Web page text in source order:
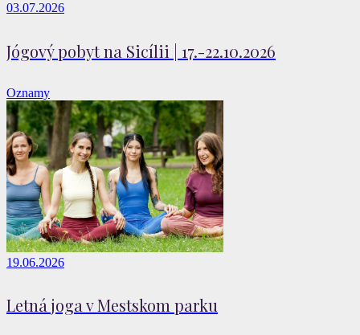
03.07.2026
Jógový pobyt na Sicílii | 17.-22.10.2026
Oznamy
19.06.2026
Letná joga v Mestskom parku